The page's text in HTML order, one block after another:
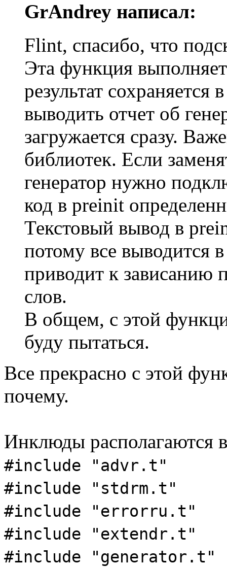
GrAndrey написал:
Flint, спасибо, что
Эта функция
результат
выводить отчет об
загружается сразу.
библиотек. Если
генератор нужно
код в preinit
Текстовый вывод в
потому все выводится
приводит к зависанию
слов.
В общем, с этой
буду пытаться.
Все прекрасно с этой
почему.
Инклюды располагаются
#include "advr.t"
#include "stdrm.t"
#include "errorru.t"
#include "extendr.t"
#include "generator.t"